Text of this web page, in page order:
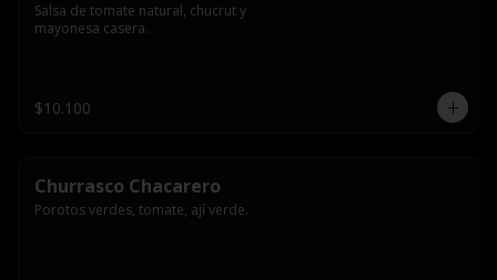
Salsa de tomate natural, chucrut y
mayonesa casera.
$10.100
Churrasco Chacarero
Porotos verdes, tomate, ají verde.